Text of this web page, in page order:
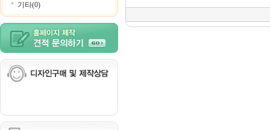
기타(0)